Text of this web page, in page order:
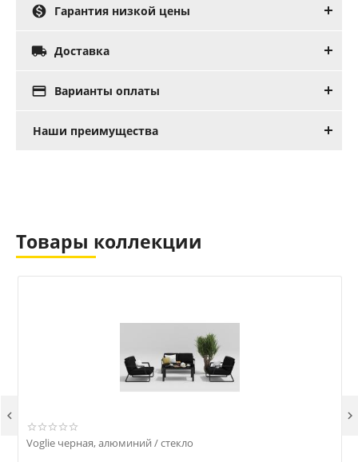
 Гарантия низкой цены
 Доставка
 Варианты оплаты
Наши преимущества
Товары коллекции
Voglie черная, алюминий / стекло
 